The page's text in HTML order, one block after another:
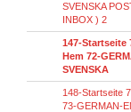
SVENSKA
INBOX ) 2
147-Startseite
Hem 72-
SVENSKA
148-Startseite
73-GERMAN-